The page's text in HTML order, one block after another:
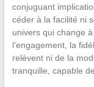
conjuguant
céder à la facilité ni
univers qui change
l’engagement, la
relèvent ni de la
tranquille, capable